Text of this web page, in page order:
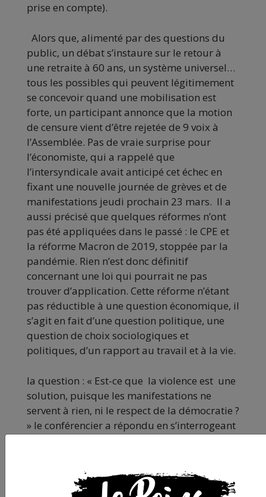
prise en compte).
Alors que, alimenté par des questions du
public, un débat s’instaure sur le retour à
une retraite à 60 ans, un système universel…
tous les possibles qui peuvent légitimement
se concevoir quand une mobilisation est
forte, un participant annonce que la motion
de censure vient d’être rejetée de 9 voix à
l’Assemblée. Pas de vraie surprise pour
l’économiste, qui a rappelé que
l’intersyndicale avait anticipé cet échec en
fixant une nouvelle journée de grèves et de
manifestations jeudi prochain 23 mars. Il a
aussi précisé que quelques réformes n’ont
pas été appliquées dans le passé : le CPE et
la réforme Macron de 2019, stoppée par la
pandémie. Rien n’est donc définitif
concernant une loi qui pourrait ne pas
trouver d’application. Cette réforme n’étant
pas réductible à une question économique, il
s’agit en fait d’une question politique, une
question de choix sociologiques et
politiques, d’un rapport au travail et à la vie.
la question : « Est-ce que la violence est une
solution, puisque les manifestations ne
servent à rien, ni le respect de la démocratie ?
» le conférencier a répondu en s’interrogeant
l’intersyndicale et la montée en puissance de
la mobilisation.